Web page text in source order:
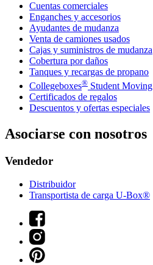
Cuentas comerciales
Enganches y accesorios
Ayudantes de mudanza
Venta de camiones usados
Cajas y suministros de mudanza
Cobertura por daños
Tanques y recargas de propano
Collegeboxes® Student Moving
Certificados de regalos
Descuentos y ofertas especiales
Asociarse con nosotros
Vendedor
Distribuidor
Transportista de carga U-Box®